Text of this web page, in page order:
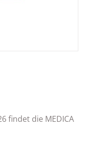
findet die MEDICA